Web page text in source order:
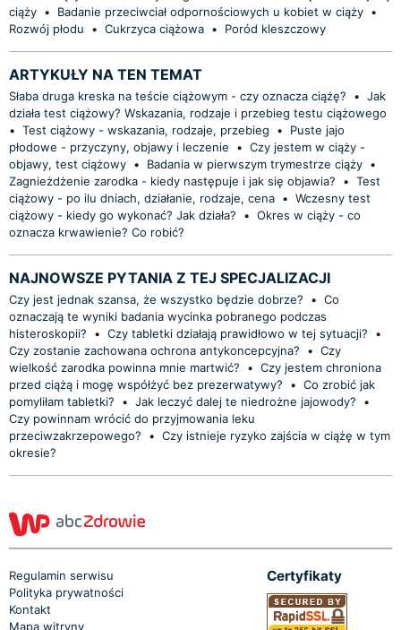
ciąży • Badanie przeciwciał odpornościowych u kobiet w ciąży •
Rozwój płodu
• Cukrzyca ciążowa • Poród kleszczowy
ARTYKUŁY NA TEN TEMAT
Słaba druga kreska na teście ciążowym - czy oznacza ciążę? • Jak
działa test ciążowy? Wskazania, rodzaje i przebieg testu ciążowego
• Test ciążowy - wskazania, rodzaje, przebieg •
Puste jajo
płodowe - przyczyny, objawy i leczenie
• Czy jestem w ciąży -
objawy, test ciążowy • Badania w pierwszym trymestrze ciąży •
Zagnieżdżenie zarodka - kiedy następuje i jak się objawia?
• Test
ciążowy - po ilu dniach, działanie, rodzaje, cena • Wczesny test
ciążowy - kiedy go wykonać? Jak działa?
• Okres w ciąży - co
oznacza krwawienie? Co robić?
NAJNOWSZE PYTANIA Z TEJ SPECJALIZACJI
Czy jest jednak szansa, że wszystko będzie dobrze? • Co
oznaczają te wyniki badania wycinka pobranego podczas
histeroskopii?
• Czy tabletki działają prawidłowo w tej sytuacji?
•
Czy zostanie zachowana ochrona antykoncepcyjna?
• Czy
wielkość zarodka powinna mnie martwić?
• Czy jestem chroniona
przed ciążą i mogę współżyć bez prezerwatywy?
• Co zrobić jak
pomyliłam tabletki?
• Jak leczyć dalej te niedrożne jajowody?
•
Czy powinnam wrócić do przyjmowania leku
przeciwzakrzepowego?
• Czy istnieje ryzyko zajścia w ciążę w tym
okresie?
Regulamin serwisu
Polityka prywatności
Kontakt
Mapa witryny
Certyfikaty